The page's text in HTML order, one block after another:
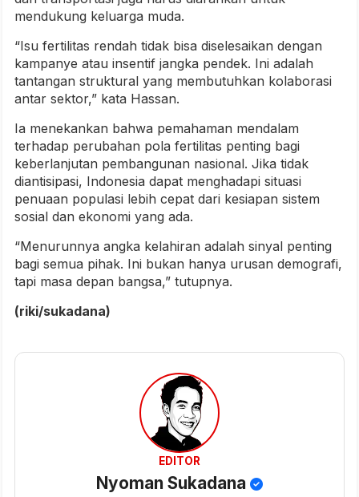
mendukung keluarga muda.
“Isu fertilitas rendah tidak bisa diselesaikan dengan
kampanye atau insentif jangka pendek. Ini adalah
tantangan struktural yang membutuhkan kolaborasi
antar sektor,” kata Hassan.
Ia menekankan bahwa pemahaman mendalam
terhadap perubahan pola fertilitas penting bagi
keberlanjutan pembangunan nasional. Jika tidak
diantisipasi, Indonesia dapat menghadapi situasi
penuaan populasi lebih cepat dari kesiapan sistem
sosial dan ekonomi yang ada.
“Menurunnya angka kelahiran adalah sinyal penting
bagi semua pihak. Ini bukan hanya urusan demografi,
tapi masa depan bangsa,” tutupnya.
(riki/sukadana)
EDITOR
Nyoman Sukadana